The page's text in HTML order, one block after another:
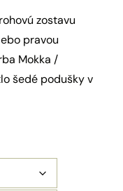
zostavu
pravou
Mokka /
šedé podušky v